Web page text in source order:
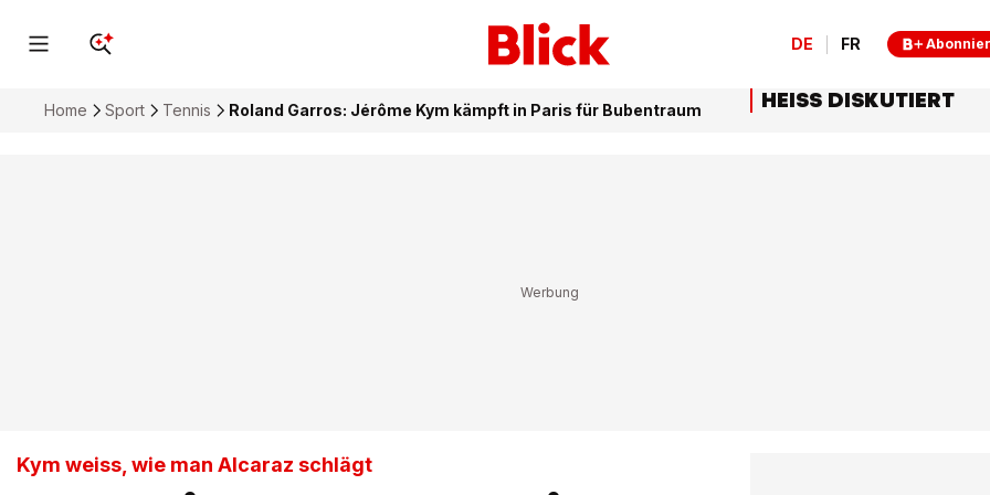
DE FR
Home Sport Tennis Roland Garros: Jérôme Kym kämpft in Paris für Bubentraum
Kym weiss, wie man Alcaraz schlägt
HEISS DISKUTIERT